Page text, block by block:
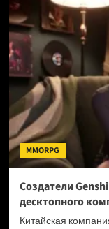
Games
почти
70
Кореи
Wayfarer
MMORPG
Создатели
десктопного
Китайская